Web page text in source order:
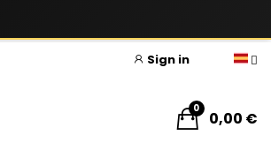
Sign in
0,00 €
0